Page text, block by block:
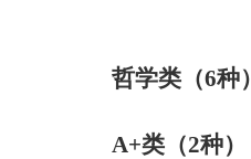
哲学类 （6种）
A+类（2种）